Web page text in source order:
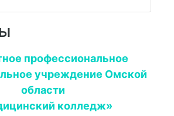
профессиональное
учреждение Омской
области
колледж»